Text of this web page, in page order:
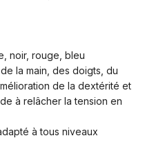
noir, rouge, bleu
la main, des doigts, du
de la dextérité et
à relâcher la tension en
à tous niveaux